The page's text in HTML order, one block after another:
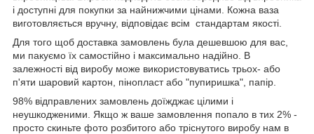
і доступні для покупки за найнижчими цінами. Кожна ваза
виготовляється вручну, відповідає всім стандартам якості.
Для того щоб доставка замовлень була дешевшою для вас,
ми пакуємо їх самостійно і максимально надійно. В
залежності від виробу може використовуватись трьох- або
п'яти шаровий картон, пінопласт або "пупиришка", папір.
98% відправлених замовлень доїжджає цілими і
неушкодженими. Якщо ж ваше замовлення попало в тих 2% -
просто скиньте фото розбитого або тріснутого виробу нам в